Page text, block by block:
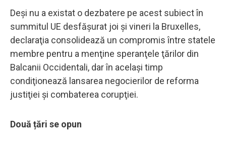
Deşi nu a existat o dezbatere pe acest subiect în
summitul UE desfăşurat joi şi vineri la Bruxelles,
declaraţia consolidează un compromis între statele
membre pentru a menţine speranţele ţărilor din
Balcanii Occidentali, dar în acelaşi timp
condiţionează lansarea negocierilor de reforma
justiţiei şi combaterea corupţiei.
Două țări se opun